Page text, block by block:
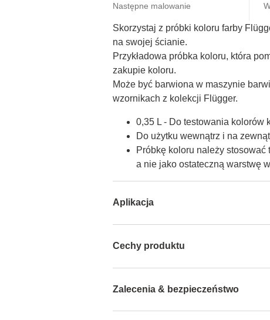
Następne malowanie
Skorzystaj z próbki koloru farby
na swojej ścianie.
Przykładowa próbka koloru, która
zakupie koloru.
Może być barwiona w maszynie
wzornikach z kolekcji Flügger.
0,35 L - Do testowania kolorów
Do użytku wewnątrz i na
Próbkę koloru należy
a nie jako ostateczną warstwę
Aplikacja
Cechy produktu
Zalecenia & bezpieczeństwo